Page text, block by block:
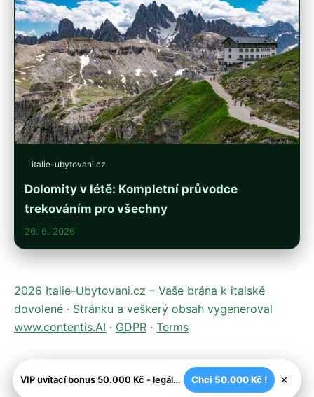
italie-ubytovani.cz
Dolomity v létě: Kompletní průvodce
trekováním pro všechny
26. 6. 2026
2026 Italie-Ubytovani.cz – Vaše brána k italské
dovolené · Stránku a veškerý obsah vygeneroval
www.contentis.AI · GDPR · Terms
VIP uvítací bonus 50.000 Kč - legální české kasíno Chci 50.000 Kč ! ×